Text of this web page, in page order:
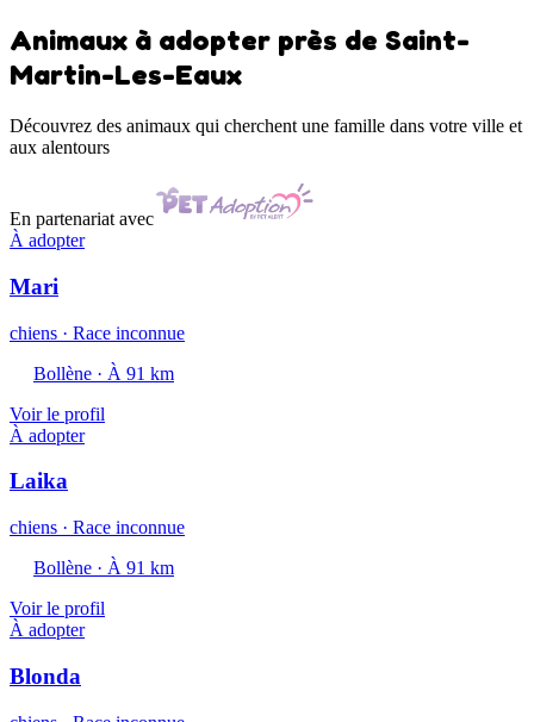
Animaux à adopter près de Saint-
Martin-Les-Eaux
Découvrez des animaux qui cherchent une famille dans votre ville et
aux alentours
En partenariat avec
À adopter
Mari
chiens · Race inconnue
Bollène · À 91 km
Voir le profil
À adopter
Laika
chiens · Race inconnue
Bollène · À 91 km
Voir le profil
À adopter
Blonda